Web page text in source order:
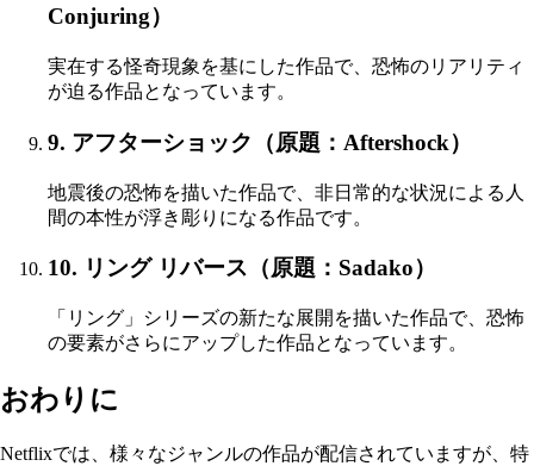
Conjuring）
実在する怪奇現象を基にした作品で、恐怖のリアリティ
が迫る作品となっています。
9. アフターショック（原題：Aftershock）
地震後の恐怖を描いた作品で、非日常的な状況による人
間の本性が浮き彫りになる作品です。
10. リング リバース（原題：Sadako）
「リング」シリーズの新たな展開を描いた作品で、恐怖
の要素がさらにアップした作品となっています。
おわりに
Netflixでは、様々なジャンルの作品が配信されていますが、特